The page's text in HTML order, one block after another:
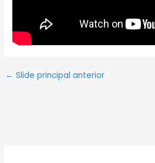
← Slide principal anterior